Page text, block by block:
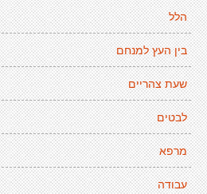
הלל
בין העץ למנחם
שעת צהריים
לבטים
מרפא
עבודה